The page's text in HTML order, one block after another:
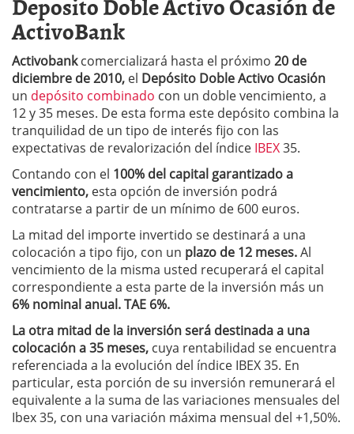
ActivoBank
Activobankcomercializará hasta el próximo 20 de
diciembre de 2010, el Depósito Doble Activo Ocasión
un depósito combinado con un doble vencimiento, a
12 y 35 meses. De esta forma este depósito combina la
tranquilidad de un tipo de interés fijo con las
expectativas de revalorización del índice IBEX35.
Contando con el 100% del capital garantizado a
vencimiento, esta opción de inversión podrá
contratarse a partir de un mínimo de 600 euros.
La mitad del importe invertido se destinará a una
colocación a tipo fijo, con un plazo de 12 meses.Al
vencimiento de la misma usted recuperará el capital
correspondiente a esta parte de la inversión más un
6% nominal anual. TAE 6%.
La otra mitad de la inversión será destinada a una
colocación a 35 meses, cuya rentabilidad se encuentra
referenciada a la evolución del índice IBEX 35. En
particular, esta porción de su inversión remunerará el
equivalente a la suma de las variaciones mensuales del
Ibex 35, con una variación máxima mensual del +1,50%.